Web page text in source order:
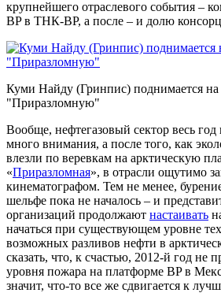
крупнейшего отраслевого события –
BP в ТНК-BP, а после – и долю
Куми Найду (Гринпис) поднимается на
"Приразломную"
Вообще, нефтегазовый сектор весь год
много внимания, а после того, как
влезли по веревкам на арктическую
«Приразломная», в отрасли ощутимо
кинематографом. Тем не менее,
шельфе пока не началось – и
организаций продолжают настаивать
начаться при существующем уровне
возможных разливов нефти в
сказать, что, к счастью, 2012-й год не
уровня пожара на платформе BP в
значит, что-то все же сдвигается к